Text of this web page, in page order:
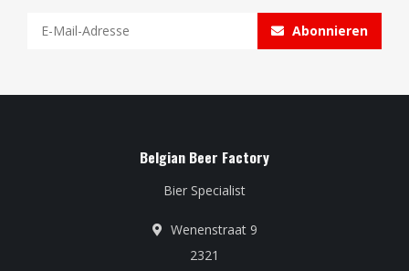
Abonnieren
Belgian Beer Factory
Bier Specialist
Wenenstraat 9
2321